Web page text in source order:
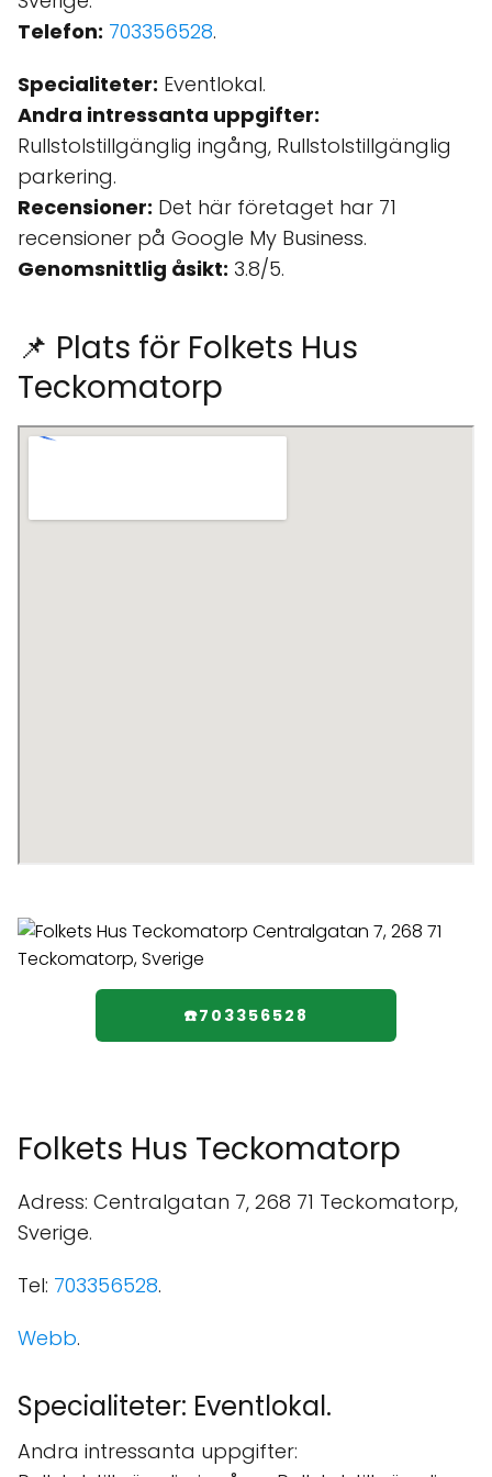
Telefon: 703356528.
Specialiteter: Eventlokal.
Andra intressanta uppgifter:
Rullstolstillgänglig ingång, Rullstolstillgänglig
parkering.
Recensioner: Det här företaget har 71
recensioner på Google My Business.
Genomsnittlig åsikt: 3.8/5.
📌 Plats för Folkets Hus
Teckomatorp
☎️703356528
Folkets Hus Teckomatorp
Adress: Centralgatan 7, 268 71 Teckomatorp,
Sverige.
Tel: 703356528.
Webb.
Specialiteter: Eventlokal.
Andra intressanta uppgifter: